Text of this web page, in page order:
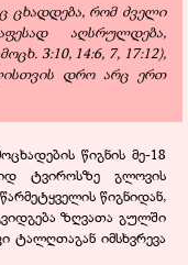
ცხადდება, რომ ძველი
აღსრულდება,
3:10, 14:6, 7, 17:12),
დრო არც ერთ
წიგნის მე-18
ტვიროსზე გლოვის
წიგნიდან,
ზღვათა გულში
ტალღთაგან იმსხვრევა